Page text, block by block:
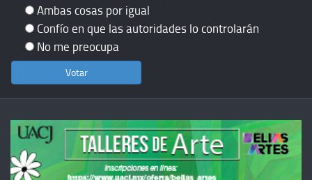
Ambas cosas por igual
Confío en que las autoridades lo controlarán
No me preocupa